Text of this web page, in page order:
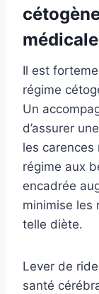
Il est
régime
Un
d’assurer
les carences
régime aux
encadrée
minimise les
telle diète.
Lever de
santé